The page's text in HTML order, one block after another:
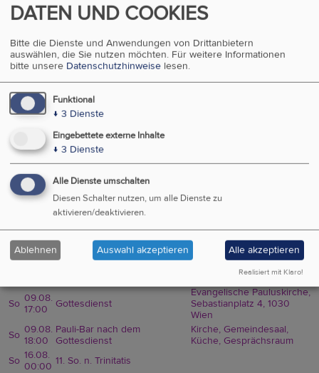
EVANGELISCH IN WIEN
VERANSTALTUNGSÜBERSICHT
Sie möchten eine Veranstaltung auf dieser Seite eintragen? Sie
können uns hier eineVeranstaltung vorschlagen
Kategorien
So 09.08.
00:00 10. So. n. Trinitatis
Kirche, Gemeindesaal,
Gesprächsraum
So 09.08.
17:00
Gottesdienst
Evangelische Pauluskirche,
Sebastianplatz 4, 1030
Wien
So 09.08.
18:00
Pauli-Bar nach dem
Gottesdienst
Kirche, Gemeindesaal,
Küche, Gesprächsraum
So 16.08.
00:00 11. So. n. Trinitatis
DATEN UND COOKIES
Bitte die Dienste und Anwendungen von Drittanbietern
auswählen, die Sie nutzen möchten. Für weitere Informationen
bitte unsere Datenschutzhinweise lesen.
Funktional
↓ 3 Dienste
Eingebettete externe Inhalte
↓ 3 Dienste
Alle Dienste umschalten
Diesen Schalter nutzen, um alle Dienste zu
aktivieren/deaktivieren.
Ablehnen Auswahl akzeptieren Alle akzeptieren
Realisiert mit Klaro!